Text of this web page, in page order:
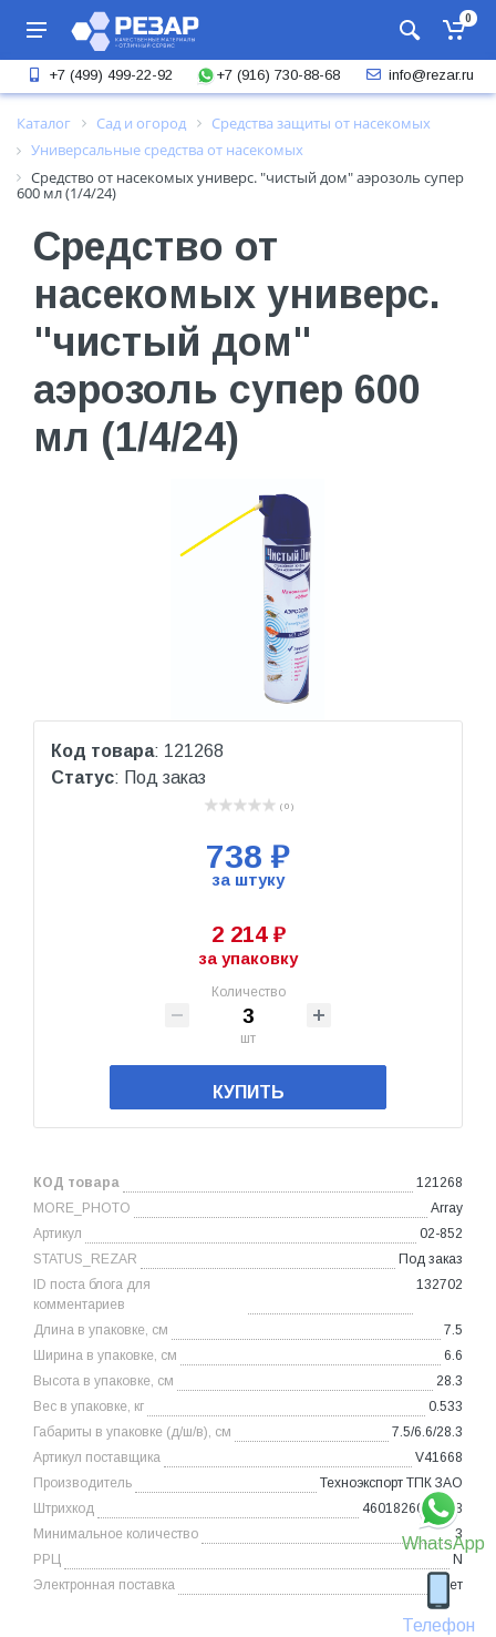
WhatsApp
Телефон
0
+7 (499) 499-22-92 +7 (916) 730-88-68 info@rezar.ru
Каталог Сад и огород
Средства защиты от насекомых
Универсальные средства от насекомых
Средство от насекомых универс. "чистый дом" аэрозоль супер
600 мл (1/4/24)
Средство от
насекомых универс.
"чистый дом"
аэрозоль супер 600
мл (1/4/24)
Код товара: 121268
Статус: Под заказ
( 0 )
738 ₽
за штуку
2 214 ₽
за упаковку
Количество
шт
КУПИТЬ
КОД товара
121268
MORE_PHOTO
Array
Артикул
02-852
STATUS_REZAR
Под заказ
ID поста блога для
комментариев
132702
Длина в упаковке, см
7.5
Ширина в упаковке, см
6.6
Высота в упаковке, см
28.3
Вес в упаковке, кг
0.533
Габариты в упаковке (д/ш/в), см
7.5/6.6/28.3
Артикул поставщика
V41668
Производитель
Техноэкспорт ТПК ЗАО
Штрихкод
4601826002108
Минимальное количество
3
РРЦ
N
Электронная поставка
Нет